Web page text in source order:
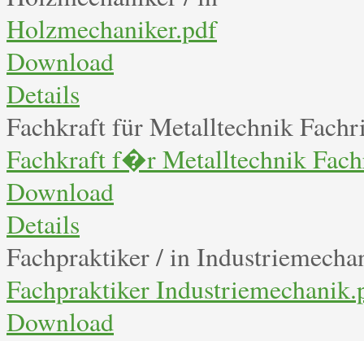
Holzmechaniker.pdf
Download
Details
Fachkraft für Metalltechnik
Fachkraft f�r Metalltechnik
Download
Details
Fachpraktiker / in
Fachpraktiker
Download